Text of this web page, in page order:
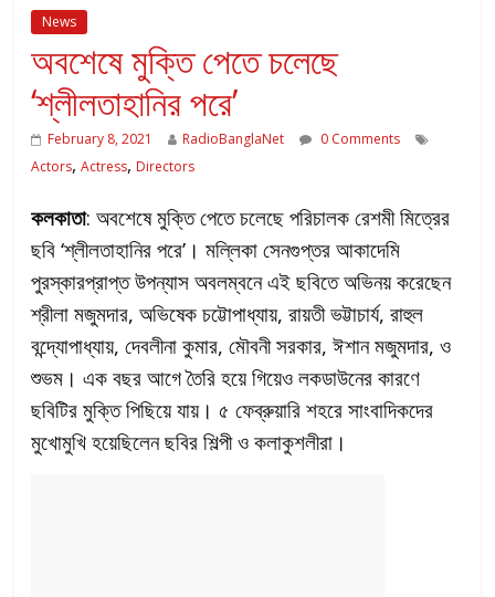
News
অবশেষে মুক্তি পেতে চলেছে
‘শ্লীলতাহানির পরে’
February 8, 2021 RadioBanglaNet
0 Comments
Actors,Actress, Directors
কলকাতা: অবশেষে মুক্তি পেতে চলেছে পরিচালক রেশমী মিত্রের
ছবি ‘শ্লীলতাহানির পরে’। মল্লিকা সেনগুপ্তর আকাদেমি
পুরস্কারপ্রাপ্ত উপন্যাস অবলম্বনে এই ছবিতে অভিনয় করেছেন
শ্রীলা মজুমদার, অভিষেক চট্টোপাধ্যায়, রায়তী ভট্টাচার্য, রাহুল
বন্দ্যোপাধ্যায়, দেবলীনা কুমার, মৌবনী সরকার, ঈশান মজুমদার, ও
শুভম। এক বছর আগে তৈরি হয়ে গিয়েও লকডাউনের কারণে
ছবিটির মুক্তি পিছিয়ে যায়। ৫ ফেব্রুয়ারি শহরে সাংবাদিকদের
মুখোমুখি হয়েছিলেন ছবির শিল্পী ও কলাকুশলীরা।